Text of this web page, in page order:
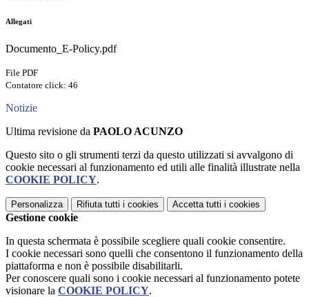
Allegati
Documento_E-Policy.pdf
File PDF
Contatore click: 46
Notizie
Ultima revisione da PAOLO ACUNZO
Questo sito o gli strumenti terzi da questo utilizzati si avvalgono di
cookie necessari al funzionamento ed utili alle finalità illustrate nella
COOKIE POLICY.
Personalizza Rifiuta tutti i cookies Accetta tutti i cookies
Gestione cookie
In questa schermata è possibile scegliere quali cookie consentire.
I cookie necessari sono quelli che consentono il funzionamento della
piattaforma e non è possibile disabilitarli.
Per conoscere quali sono i cookie necessari al funzionamento potete
visionare la COOKIE POLICY.